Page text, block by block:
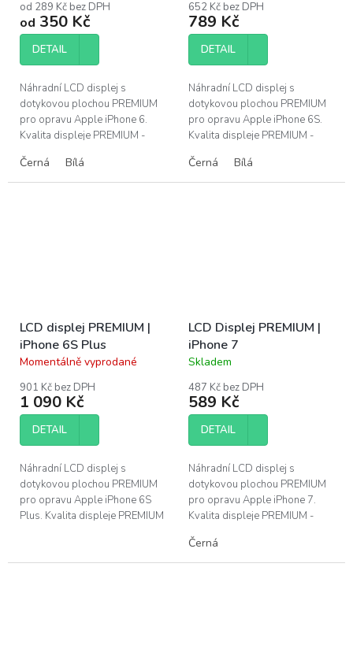
produktu
je
4,1
hvězdiček.
od 289 Kč bez DPH
od 350 Kč
DETAIL
Náhradní LCD displej s
dotykovou plochou PREMIUM
pro opravu Apple iPhone 6.
Kvalita displeje PREMIUM -
srovnatelný s originálním
dílem, doživotní záruka....
Černá Bílá
produktu
je
4,7
hvězdiček.
652 Kč bez DPH
789 Kč
DETAIL
Náhradní LCD displej s
dotykovou plochou PREMIUM
pro opravu Apple iPhone 6S.
Kvalita displeje PREMIUM -
srovnatelný s originálním
dílem, doživotní záruka....
Černá Bílá
LCD displej PREMIUM |
iPhone 6S Plus
Průměrné
produktu
je
4,5
hvězdiček.
Momentálně vyprodané
901 Kč bez DPH
1 090 Kč
DETAIL
Náhradní LCD displej s
dotykovou plochou PREMIUM
pro opravu Apple iPhone 6S
Plus. Kvalita displeje PREMIUM
dílem, doživotní...
LCD Displej PREMIUM |
iPhone 7
Průměrné
produktu
je
3,8
hvězdiček.
Skladem
487 Kč bez DPH
589 Kč
DETAIL
Náhradní LCD displej s
dotykovou plochou PREMIUM
pro opravu Apple iPhone 7.
Kvalita displeje PREMIUM -
srovnatelný s originálním
dílem, doživotní...
Černá